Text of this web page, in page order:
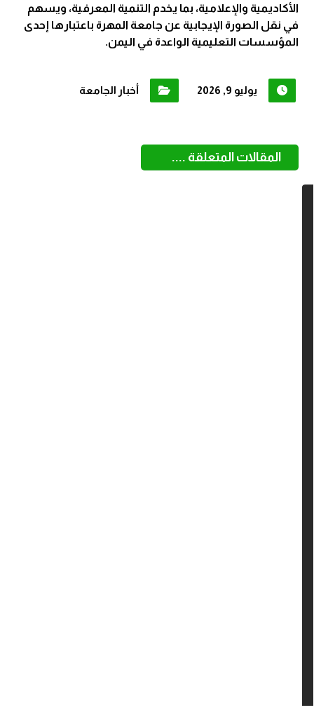
الأكاديمية والإعلامية، بما يخدم التنمية المعرفية، ويسهم
في نقل الصورة الإيجابية عن جامعة المهرة باعتبارها إحدى
المؤسسات التعليمية الواعدة في اليمن.
يوليو 9, 2026 أخبار الجامعة
المقالات المتعلقة ....